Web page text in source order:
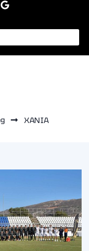
ΧΑΝΙΑ